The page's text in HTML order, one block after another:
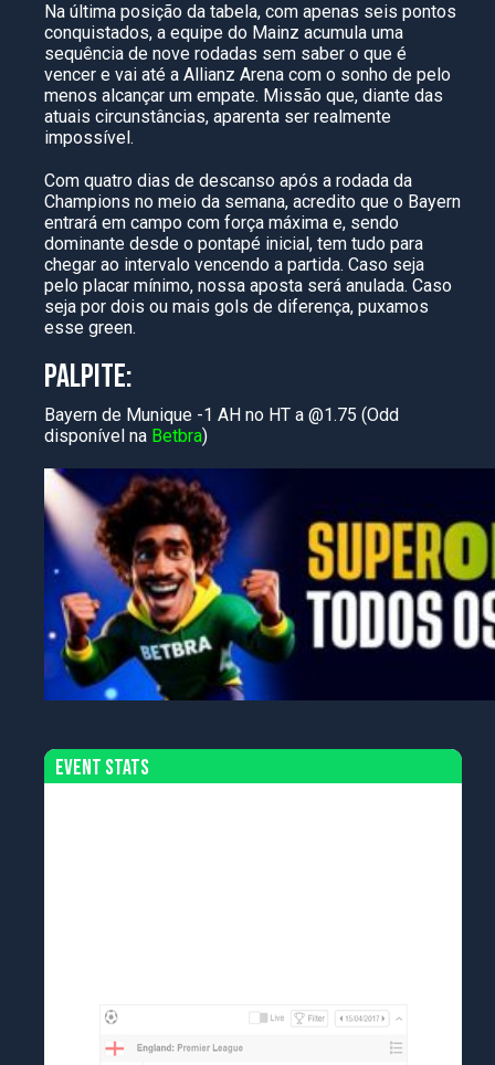
Na última posição da tabela, com apenas seis pontos
conquistados, a equipe do Mainz acumula uma
sequência de nove rodadas sem saber o que é
vencer e vai até a Allianz Arena com o sonho de pelo
menos alcançar um empate. Missão que, diante das
atuais circunstâncias, aparenta ser realmente
impossível.
Com quatro dias de descanso após a rodada da
Champions no meio da semana, acredito que o Bayern
entrará em campo com força máxima e, sendo
dominante desde o pontapé inicial, tem tudo para
chegar ao intervalo vencendo a partida. Caso seja
pelo placar mínimo, nossa aposta será anulada. Caso
seja por dois ou mais gols de diferença, puxamos
esse green.
PALPITE:
Bayern de Munique -1 AH no HT a @1.75 (Odd
disponível na Betbra)
Event Stats